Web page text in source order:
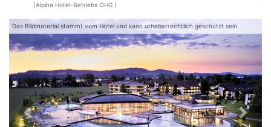
(Alpina Hotel-Betriebs OHG )
Das Bildmaterial stammt vom Hotel und kann urheberrechtlich geschützt sein.
Zurück